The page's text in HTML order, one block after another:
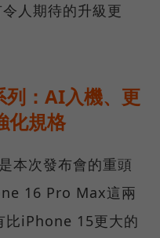
人期待的升級更
：AI入機、更
化規格
本次發布會的重頭
16 Pro Max這兩
比iPhone 15更大的